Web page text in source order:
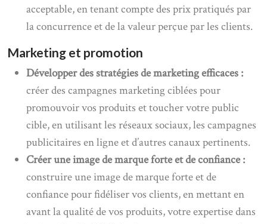
acceptable, en tenant compte des prix pratiqués par
la concurrence et de la valeur perçue par les clients.
Marketing et promotion
Développer des stratégies de marketing efficaces :
créer des campagnes marketing ciblées pour
promouvoir vos produits et toucher votre public
cible, en utilisant les réseaux sociaux, les campagnes
publicitaires en ligne et d’autres canaux pertinents.
Créer une image de marque forte et de confiance :
construire une image de marque forte et de
confiance pour fidéliser vos clients, en mettant en
avant la qualité de vos produits, votre expertise dans